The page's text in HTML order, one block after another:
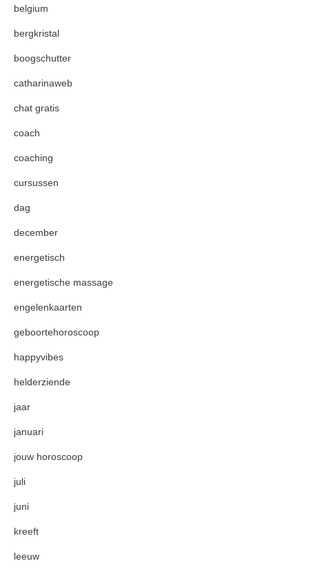
belgium
bergkristal
boogschutter
catharinaweb
chat gratis
coach
coaching
cursussen
dag
december
energetisch
energetische massage
engelenkaarten
geboortehoroscoop
happyvibes
helderziende
jaar
januari
jouw horoscoop
juli
juni
kreeft
leeuw